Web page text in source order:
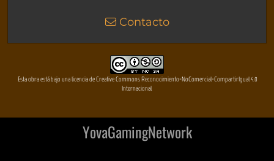
Contacto
Esta obra está bajo una licencia de Creative Commons Reconocimiento-NoComercial-CompartirIgual 4.0
Internacional
YovaGamingNetwork